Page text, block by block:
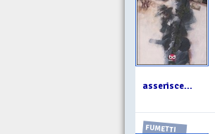
asserisce...
FUMETTI